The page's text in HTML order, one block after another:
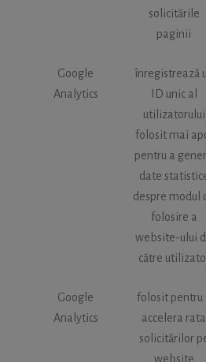
solicitările
paginii
Google
Analytics
înregistrează
ID unic al
utilizatorului
folosit mai
pentru a
date
despre modul
folosire a
website-ului
către
Google
Analytics
folosit pentru
accelera rata
solicitărilor
website